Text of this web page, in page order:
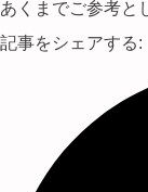
あくまでご参考と
記事をシェアする: